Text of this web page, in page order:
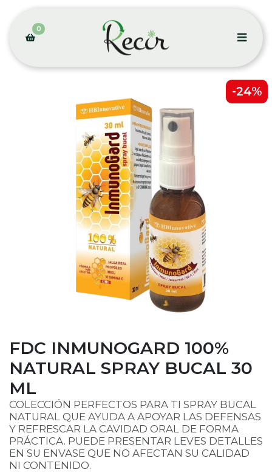
0
-24%
FDC INMUNOGARD 100%
NATURAL SPRAY BUCAL 30
ML
COLECCIÓN PERFECTOS PARA TI SPRAY BUCAL
NATURAL QUE AYUDA A APOYAR LAS DEFENSAS
Y REFRESCAR LA CAVIDAD ORAL DE FORMA
PRÁCTICA. PUEDE PRESENTAR LEVES DETALLES
EN SU ENVASE QUE NO AFECTAN SU CALIDAD
NI CONTENIDO.